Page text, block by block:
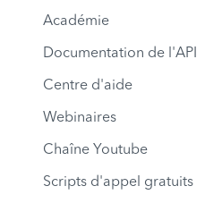
Académie
Documentation de l'API
Centre d'aide
Webinaires
Chaîne Youtube
Scripts d'appel gratuits